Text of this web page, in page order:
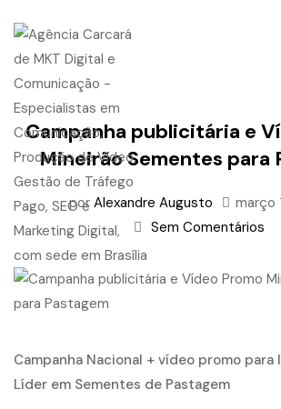
Campanha publicitária e
Mineirão Sementes para
por Alexandre Augusto
março
Sem Comentários
Campanha Nacional + vídeo promo para
Líder em Sementes de Pastagem